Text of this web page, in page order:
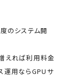
のシステム開
えれば利用料金
運用ならGPUサ